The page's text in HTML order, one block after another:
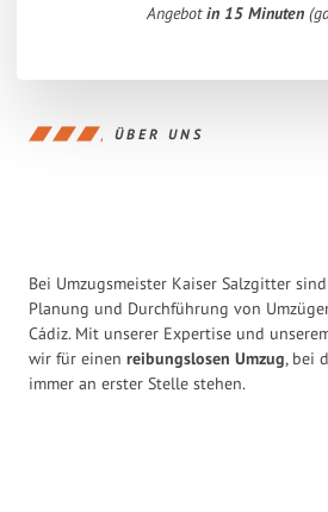
Angebotin 15 Minuten
ÜBER UNS
Bei Umzugsmeister Kaiser Salzgitter
Planung und Durchführung von
Cádiz. Mit unserer Expertise und
wir für einen reibungslosen Umzug, bei
immer an erster Stelle stehen.